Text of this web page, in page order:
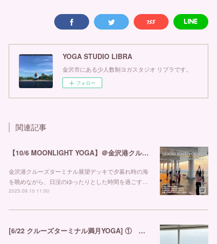
YOGA STUDIO LIBRA
金沢市にある少人数制ヨガスタジオ リブラです。
フォロー
関連記事
【10/6 MOONLIGHT YOGA】＠金沢港クルーズターミナル
金沢港クルーズターミナル展望デッキで夕暮れ時の海
を眺めながら、日没のゆったりとした時間を過ごす…
2025.09.10 11:00
[6/22 クルーズターミナル満月YOGA] ① 金沢市ヨガスタジオ リブラ